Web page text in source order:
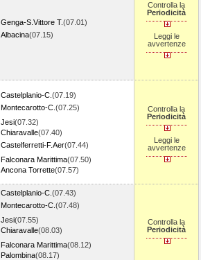
Genga-S.Vittore T.(07.01)
Albacina(07.15)
Controlla la
Periodicità
Leggi le
avvertenze
Castelplanio-C. (07.19)
Montecarotto-C. (07.25)
Jesi(07.32)
Chiaravalle(07.40)
Castelferretti-F.Aer(07.44)
Falconara Marittima(07.50)
Ancona Torrette(07.57)
Controlla la
Periodicità
Leggi le
avvertenze
Castelplanio-C. (07.43)
Montecarotto-C. (07.48)
Jesi(07.55)
Chiaravalle(08.03)
Falconara Marittima(08.12)
Palombina(08.17)
Controlla la
Periodicità